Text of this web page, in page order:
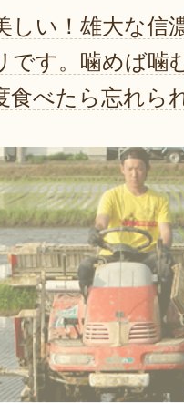
い！雄大な信
です。噛めば噛
べたら忘れら